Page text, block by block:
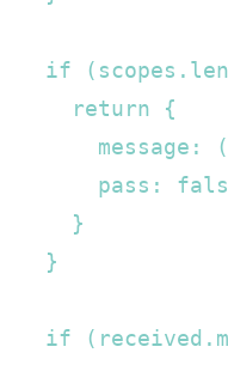
if
    return {
message:
pass:
    }
  }
if